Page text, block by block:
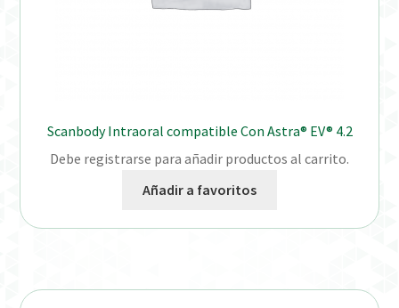
Scanbody Intraoral compatible Con Astra® EV® 4.2
Debe registrarse para añadir productos al carrito.
Añadir a favoritos